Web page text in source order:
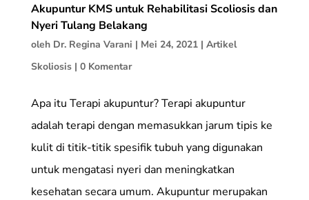
Akupuntur KMS untuk Rehabilitasi Scoliosis dan
Nyeri Tulang Belakang
oleh Dr. Regina Varani | Mei 24, 2021| Artikel
Skoliosis| 0 Komentar
Apa itu Terapi akupuntur? Terapi akupuntur
adalah terapi dengan memasukkan jarum tipis ke
kulit di titik-titik spesifik tubuh yang digunakan
untuk mengatasi nyeri dan meningkatkan
kesehatan secara umum. Akupuntur merupakan